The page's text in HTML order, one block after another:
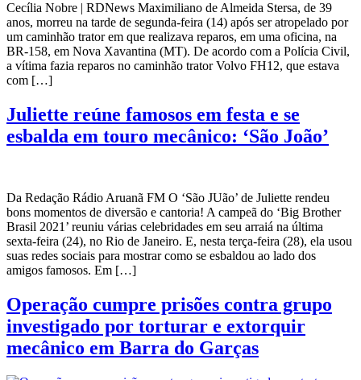
Cecília Nobre | RDNews Maximiliano de Almeida Stersa, de 39
anos, morreu na tarde de segunda-feira (14) após ser atropelado por
um caminhão trator em que realizava reparos, em uma oficina, na
BR-158, em Nova Xavantina (MT). De acordo com a Polícia Civil,
a vítima fazia reparos no caminhão trator Volvo FH12, que estava
com […]
Juliette reúne famosos em festa e se
esbalda em touro mecânico: ‘São João’
Da Redação Rádio Aruanã FM O ‘São JUão’ de Juliette rendeu
bons momentos de diversão e cantoria! A campeã do ‘Big Brother
Brasil 2021’ reuniu várias celebridades em seu arraiá na última
sexta-feira (24), no Rio de Janeiro. E, nesta terça-feira (28), ela usou
suas redes sociais para mostrar como se esbaldou ao lado dos
amigos famosos. Em […]
Operação cumpre prisões contra grupo
investigado por torturar e extorquir
mecânico em Barra do Garças